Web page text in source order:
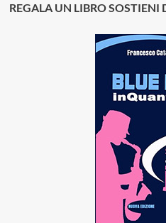
REGALA UN LIBRO SOSTIENI